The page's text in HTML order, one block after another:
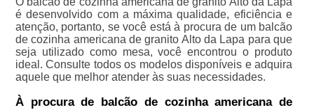
é desenvolvido com a máxima qualidade, eficiência e
atenção, portanto, se você está à procura de um balcão
de cozinha americana de granito Alto da Lapa para que
seja utilizado como mesa, você encontrou o produto
ideal. Consulte todos os modelos disponíveis e adquira
aquele que melhor atender às suas necessidades.
À procura de balcão de cozinha americana de